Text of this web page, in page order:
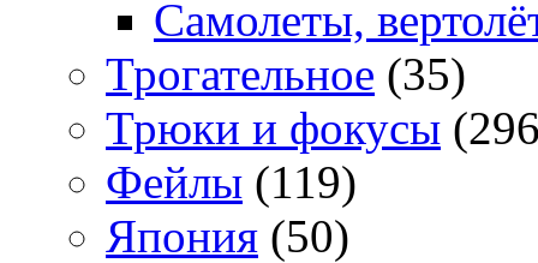
Самолеты,
Трогательное (35)
Трюки и фокусы
Фейлы (119)
Япония (50)